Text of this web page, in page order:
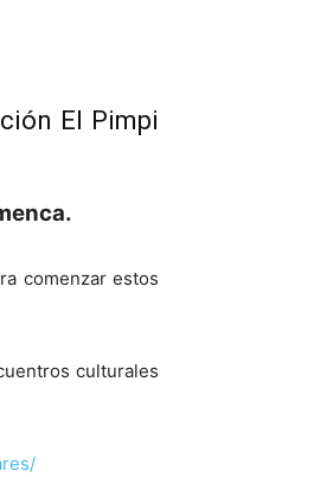
El Pimpi
comenzar estos
culturales